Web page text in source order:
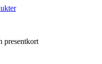
presentkort